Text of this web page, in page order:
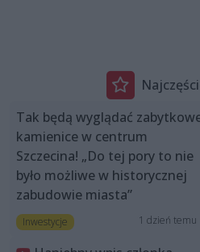
Tak będą wyglądać
kamienice w centrum
Szczecina! „Do tej pory to nie
było możliwe w historycznej
zabudowie miasta”
Inwestycje 1 dzień temu